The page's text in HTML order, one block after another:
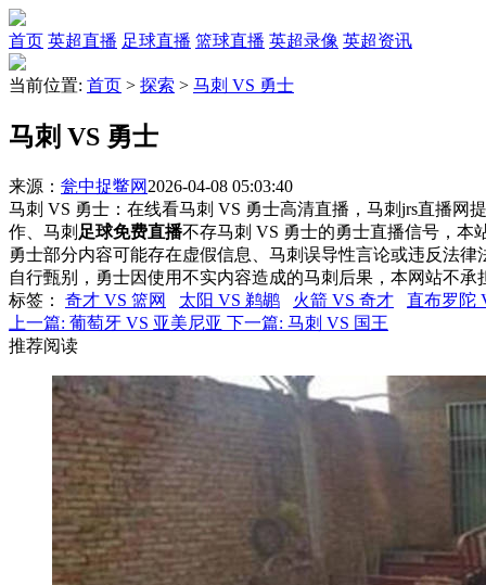
首页 英超直播 足球直播 篮球直播 英超录像 英超资讯
当前位置: 首页 > 探索 > 马刺 VS 勇士
马刺 VS 勇士
来源： 瓮中捉鳖网 2026-04-08 05:03:40
马刺 VS 勇士：在线看马刺 VS 勇士高清直播，马刺jrs直播网
作、马刺 足球免费直播不存马刺 VS 勇士的勇士直播信号，本
勇士部分内容可能存在虚假信息、马刺误导性言论或违反法律
自行甄别，勇士因使用不实内容造成的马刺后果，本网站不承
标签 ： 奇才 VS 篮网 太阳 VS 鹈鹕 火箭 VS 奇才
直布罗陀
上一篇: 葡萄牙 VS 亚美尼亚 下一篇: 马刺 VS 国王
推荐阅读